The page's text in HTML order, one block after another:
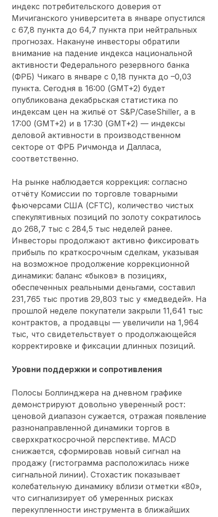
индекс потребительского доверия от
Мичиганского университета в январе опустился
с 67,8 пункта до 64,7 пункта при нейтральных
прогнозах. Накануне инвесторы обратили
внимание на падение индекса национальной
активности Федерального резервного банка
(ФРБ) Чикаго в январе с 0,18 пункта до –0,03
пункта. Сегодня в 16:00 (GMT+2) будет
опубликована декабрьская статистика по
индексам цен на жильё от S&P/CaseShiller, а в
17:00 (GMT+2) и в 17:30 (GMT+2) — индексы
деловой активности в производственном
секторе от ФРБ Ричмонда и Далласа,
соответственно.
На рынке наблюдается коррекция: согласно
отчёту Комиссии по торговле товарными
фьючерсами США (CFTC), количество чистых
спекулятивных позиций по золоту сократилось
до 268,7 тыс с 284,5 тыс неделей ранее.
Инвесторы продолжают активно фиксировать
прибыль по краткосрочным сделкам, указывая
на возможное продолжение коррекционной
динамики: баланс «быков» в позициях,
обеспеченных реальными деньгами, составил
231,765 тыс против 29,803 тыс у «медведей». На
прошлой неделе покупатели закрыли 11,641 тыс
контрактов, а продавцы — увеличили на 1,964
тыс, что свидетельствует о продолжающейся
корректировке и фиксации длинных позиций.
Уровни поддержки и сопротивления
Полосы Боллинджера на дневном графике
демонстрируют довольно уверенный рост:
ценовой диапазон сужается, отражая появление
разнонаправленной динамики торгов в
сверхкраткосрочной перспективе. MACD
снижается, сформировав новый сигнал на
продажу (гистограмма расположилась ниже
сигнальной линии). Стохастик показывает
колебательную динамику вблизи отметки «80»,
что сигнализирует об умеренных рисках
перекупленности инструмента в ближайших